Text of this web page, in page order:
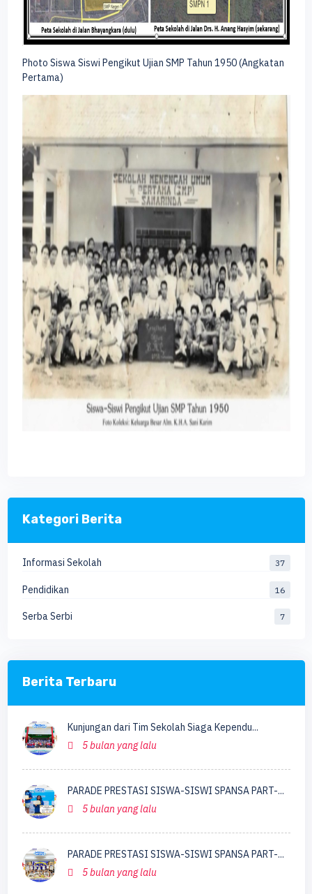
Photo Siswa Siswi Pengikut Ujian SMP Tahun 1950 (Angkatan
Pertama)
Kategori Berita
Informasi Sekolah 37
Pendidikan 16
Serba Serbi 7
Berita Terbaru
Kunjungan dari Tim Sekolah Siaga Kependu...
5 bulan yang lalu
PARADE PRESTASI SISWA-SISWI SPANSA PART-...
5 bulan yang lalu
PARADE PRESTASI SISWA-SISWI SPANSA PART-...
5 bulan yang lalu